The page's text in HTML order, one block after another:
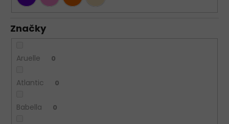
Značky
Aruelle 0
Atlantic 0
Babella 0